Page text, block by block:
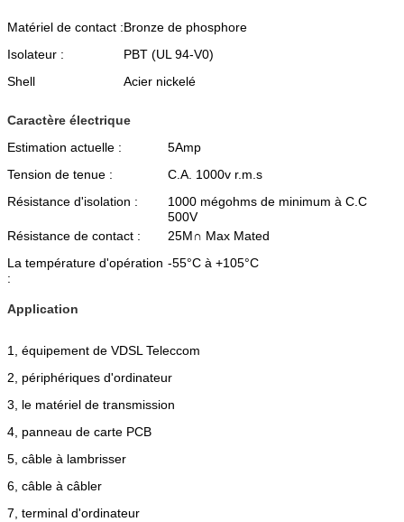
Matériel de contact :Bronze de phosphore
Isolateur :
PBT (UL 94-V0)
Shell
Acier nickelé
Caractère électrique
Estimation actuelle :
5Amp
Tension de tenue :
C.A. 1000v r.m.s
Résistance d'isolation :
1000 mégohms de minimum à C.C
500V
Résistance de contact :
25M∩ Max Mated
La température d'opération
:
-55°C à +105°C
Application
1, équipement de VDSL Teleccom
2, périphériques d'ordinateur
3, le matériel de transmission
4, panneau de carte PCB
5, câble à lambrisser
6, câble à câbler
7, terminal d'ordinateur